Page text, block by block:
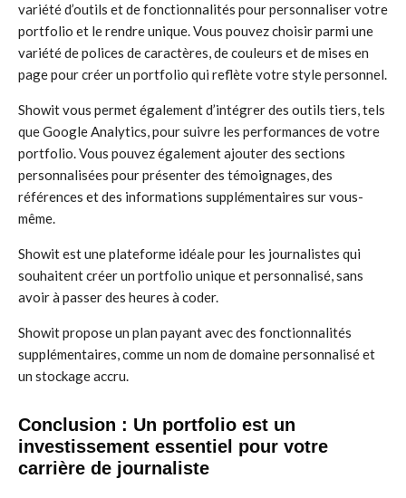
variété d’outils et de fonctionnalités pour personnaliser votre
portfolio et le rendre unique. Vous pouvez choisir parmi une
variété de polices de caractères, de couleurs et de mises en
page pour créer un portfolio qui reflète votre style personnel.
Showit vous permet également d’intégrer des outils tiers, tels
que Google Analytics, pour suivre les performances de votre
portfolio. Vous pouvez également ajouter des sections
personnalisées pour présenter des témoignages, des
références et des informations supplémentaires sur vous-
même.
Showit est une plateforme idéale pour les journalistes qui
souhaitent créer un portfolio unique et personnalisé, sans
avoir à passer des heures à coder.
Showit propose un plan payant avec des fonctionnalités
supplémentaires, comme un nom de domaine personnalisé et
un stockage accru.
Conclusion : Un portfolio est un
investissement essentiel pour votre
carrière de journaliste